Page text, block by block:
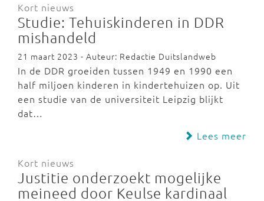
Kort nieuws
Studie: Tehuiskinderen in DDR
mishandeld
21 maart 2023 - Auteur: Redactie Duitslandweb
In de DDR groeiden tussen 1949 en 1990 een
half miljoen kinderen in kindertehuizen op. Uit
een studie van de universiteit Leipzig blijkt
dat…
Lees meer
Kort nieuws
Justitie onderzoekt mogelijke
meineed door Keulse kardinaal